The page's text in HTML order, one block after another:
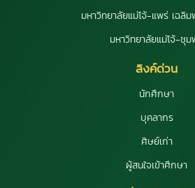
มหาวิทยาลัยแม่โจ้-แพร่ เฉลิม
มหาวิทยาลัยแม่โจ้-ชุ
ลิงค์ด่วน
นักศึกษา
บุคลากร
ศิษย์เก่า
ผู้สนใจเข้าศึกษา